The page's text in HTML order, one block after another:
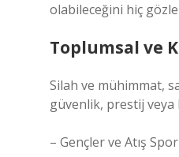
olabileceğini hiç
Toplumsal ve
Silah ve mühimmat,
güvenlik, prestij
– Gençler ve Atış